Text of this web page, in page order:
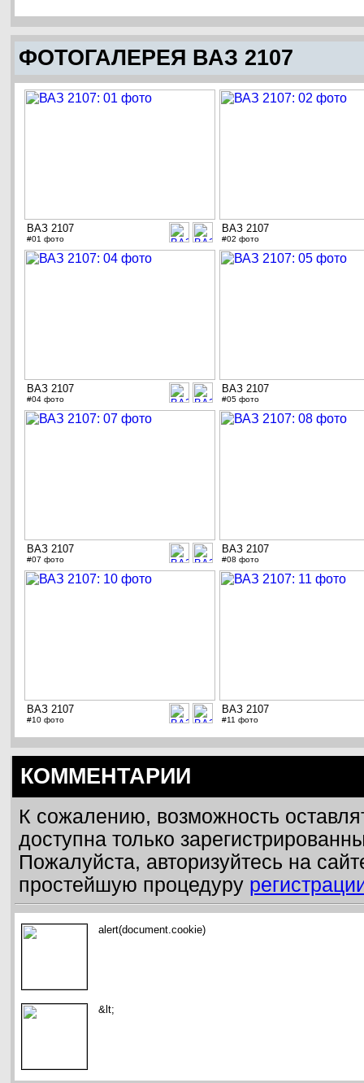
ФОТОГАЛЕРЕЯ ВАЗ 2107
ВАЗ 2107
#01 фото
ВАЗ 2107
#02 фото
ВАЗ 2107
#04 фото
ВАЗ 2107
#05 фото
ВАЗ 2107
#07 фото
ВАЗ 2107
#08 фото
ВАЗ 2107
#10 фото
ВАЗ 2107
#11 фото
КОММЕНТАРИИ
К сожалению, возможность
доступна только
Пожалуйста, авторизуйтесь на
простейшую процедуру
alert(document.cookie)
&lt;